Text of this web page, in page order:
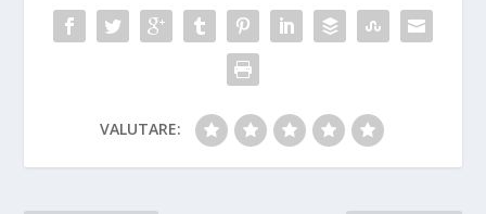
VALUTARE: